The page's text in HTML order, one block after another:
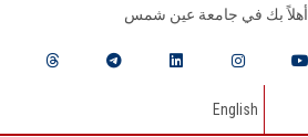
أهلاً بك في جامعة عين شمس
English